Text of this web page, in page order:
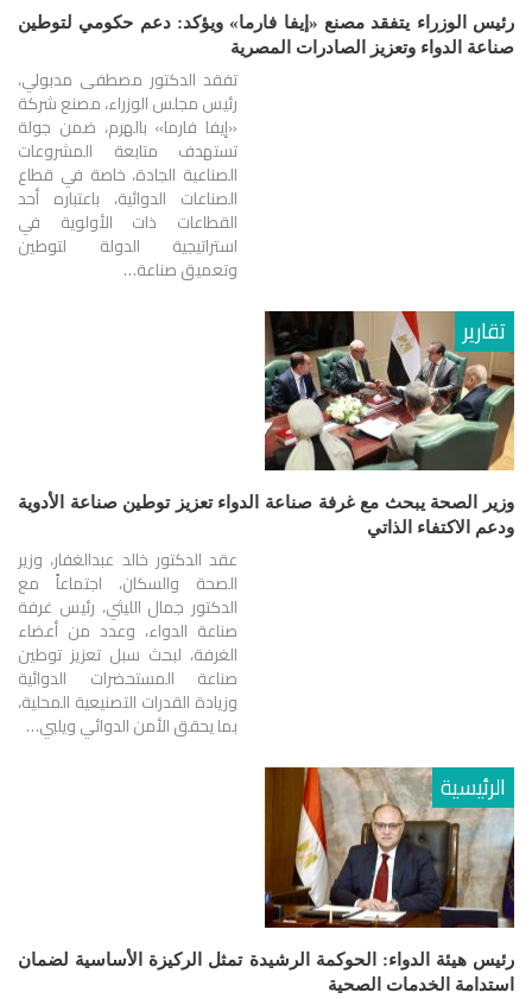
رئيس الوزراء يتفقد مصنع «إيفا فارما» ويؤكد: دعم حكومي لتوطين
صناعة الدواء وتعزيز الصادرات المصرية
تفقد الدكتور مصطفى مدبولي،
رئيس مجلس الوزراء، مصنع شركة
«إيفا فارما» بالهرم، ضمن جولة
تستهدف متابعة المشروعات
الصناعية الجادة، خاصة في قطاع
الصناعات الدوائية، باعتباره أحد
القطاعات ذات الأولوية في
استراتيجية الدولة لتوطين
وتعميق صناعة…
تقارير
وزير الصحة يبحث مع غرفة صناعة الدواء تعزيز توطين صناعة الأدوية
ودعم الاكتفاء الذاتي
عقد الدكتور خالد عبدالغفار، وزير
الصحة والسكان، اجتماعاً مع
الدكتور جمال الليثي، رئيس غرفة
صناعة الدواء، وعدد من أعضاء
الغرفة، لبحث سبل تعزيز توطين
صناعة المستحضرات الدوائية
وزيادة القدرات التصنيعية المحلية،
بما يحقق الأمن الدوائي ويلبي…
الرئيسية
رئيس هيئة الدواء: الحوكمة الرشيدة تمثل الركيزة الأساسية لضمان
استدامة الخدمات الصحية